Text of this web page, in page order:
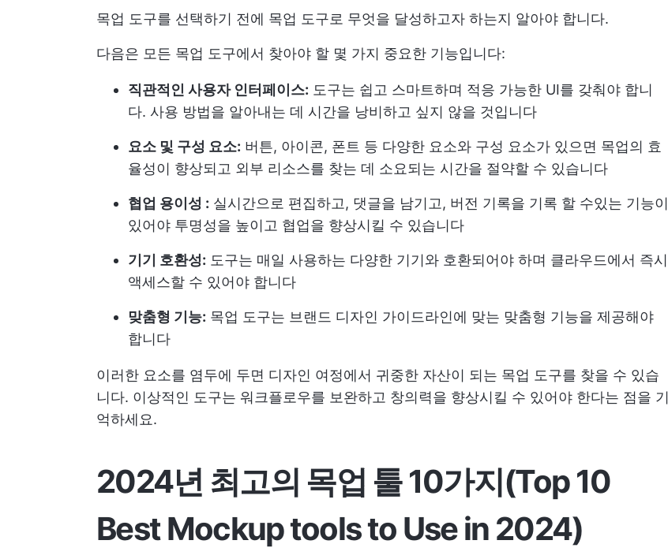
목업 도구를 선택하기 전에 목업 도구로 무엇을 달성하고자 하는지 알아야 합니다.
다음은 모든 목업 도구에서 찾아야 할 몇 가지 중요한 기능입니다:
직관적인 사용자 인터페이스: 도구는 쉽고 스마트하며 적응 가능한 UI를 갖춰야 합니
다. 사용 방법을 알아내는 데 시간을 낭비하고 싶지 않을 것입니다
요소 및 구성 요소: 버튼, 아이콘, 폰트 등 다양한 요소와 구성 요소가 있으면 목업의 효
율성이 향상되고 외부 리소스를 찾는 데 소요되는 시간을 절약할 수 있습니다
협업 용이성 : 실시간으로 편집하고, 댓글을 남기고, 버전 기록을 기록 할 수있는 기능이
있어야 투명성을 높이고 협업을 향상시킬 수 있습니다
기기 호환성: 도구는 매일 사용하는 다양한 기기와 호환되어야 하며 클라우드에서 즉시
액세스할 수 있어야 합니다
맞춤형 기능: 목업 도구는 브랜드 디자인 가이드라인에 맞는 맞춤형 기능을 제공해야
합니다
이러한 요소를 염두에 두면 디자인 여정에서 귀중한 자산이 되는 목업 도구를 찾을 수 있습
니다. 이상적인 도구는 워크플로우를 보완하고 창의력을 향상시킬 수 있어야 한다는 점을 기
억하세요.
2024년 최고의 목업 툴 10가지(Top 10
Best Mockup tools to Use in 2024)